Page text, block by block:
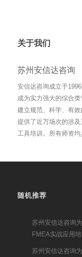
关于我们
苏州安信达咨询
安信达咨询成立于
成为实力强大的综合
建立规范、科学、有
提供了近万场次的涉
工具培训。所有师资
随机推荐
苏州安信达咨询
FMEA实战应用
苏州安信达咨询